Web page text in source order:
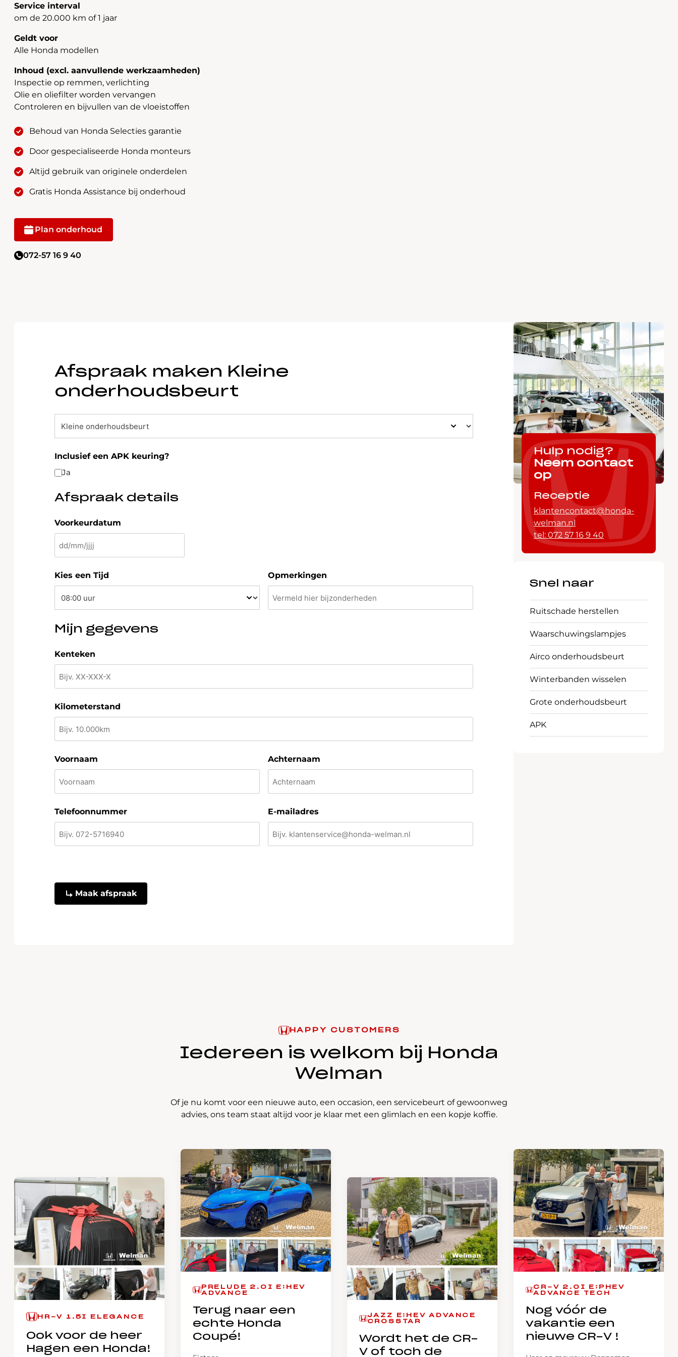
Service interval
om de 20.000 km of 1 jaar
Geldt voor
Alle Honda modellen
Inhoud (excl. aanvullende werkzaamheden)
Inspectie op remmen, verlichting
Olie en oliefilter worden vervangen
Controleren en bijvullen van de vloeistoffen
Behoud van Honda Selecties garantie
Door gespecialiseerde Honda monteurs
Altijd gebruik van originele onderdelen
Gratis Honda Assistance bij onderhoud
Plan onderhoud
072-57 16 9 40
Afspraak maken Kleine
onderhoudsbeurt
Inclusief een APK keuring?
Ja
Afspraak details
Voorkeurdatum
DD
MM
slash
JJJJ
Kies een Tijd Opmerkingen
Mijn gegevens
Kenteken
Kilometerstand
Voornaam Achternaam
Telefoonnummer E-mailadres
Hulp nodig?
Neem contact
op
Receptie
klantencontact@honda-
welman.nl
tel: 072 57 16 9 40
Snel naar
Ruitschade herstellen
Waarschuwings­lampjes
Airco onderhoudsbeurt
Winterbanden wisselen
Grote onderhoudsbeurt
APK
HAPPY CUSTOMERS
Iedereen is welkom bij Honda
Welman
Of je nu komt voor een nieuwe auto, een occasion, een servicebeurt of gewoonweg
advies, ons team staat altijd voor je klaar met een glimlach en een kopje koffie.
HR-V 1.5I ELEGANCE
Ook voor de heer
Hagen een Honda!
PRELUDE 2.0I E:HEV
ADVANCE
Terug naar een
echte Honda
Coupé!
JAZZ E:HEV ADVANCE
CROSSTAR
Wordt het de CR-
V of toch de
CR-V 2.0I E:PHEV
ADVANCE TECH
Nog vóór de
vakantie een
nieuwe CR-V !